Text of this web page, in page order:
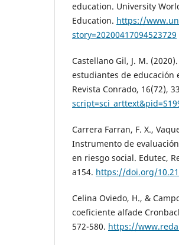
education. University
Education. https://
story=20200417094523729
Castellano Gil, J. M.
estudiantes de educación
Revista Conrado, 16(72),
Carrera Farran, F. X.,
Instrumento de
en riesgo social. Edutec,
a154. https://doi.org/
Celina Oviedo, H., &
coeficiente alfade
572-580. https://